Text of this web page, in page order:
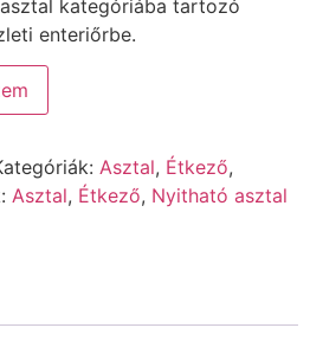
kategóriába tartozó
enteriőrbe.
Asztal, Étkező,
Asztal, Étkező, Nyitható asztal